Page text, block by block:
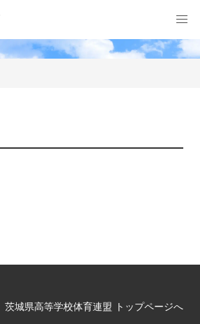
茨城県高等学校体育連盟 トップページへ